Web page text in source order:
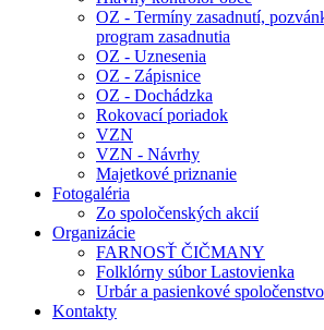
OZ - Termíny zasadnutí,
program zasadnutia
OZ - Uznesenia
OZ - Zápisnice
OZ - Dochádzka
Rokovací poriadok
VZN
VZN - Návrhy
Majetkové priznanie
Fotogaléria
Zo spoločenských akcií
Organizácie
FARNOSŤ ČIČMANY
Folklórny súbor Lastovienka
Urbár a pasienkové spoločenstvo
Kontakty